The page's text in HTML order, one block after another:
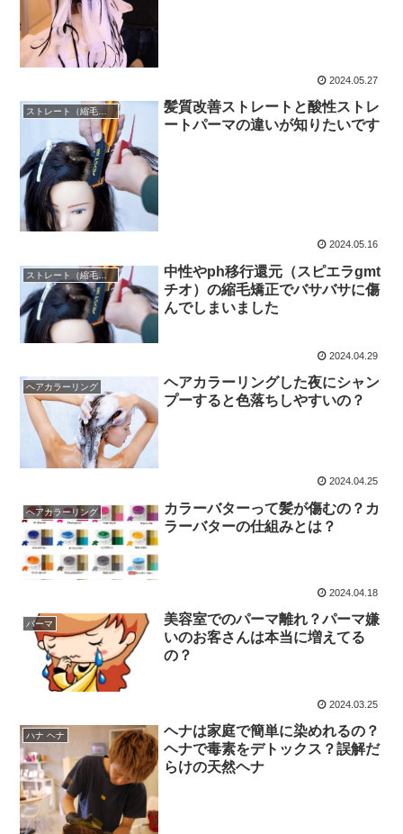
2024.05.27
ストレート（縮毛矯正）
髪質改善ストレートと酸性ストレ
ートパーマの違いが知りたいです
2024.05.16
ストレート（縮毛矯正）
中性やph移行還元（スピエラgmt
チオ）の縮毛矯正でバサバサに傷
んでしまいました
2024.04.29
ヘアカラーリング
ヘアカラーリングした夜にシャン
プーすると色落ちしやすいの？
2024.04.25
ヘアカラーリング
カラーバターって髪が傷むの？カ
ラーバターの仕組みとは？
2024.04.18
パーマ
美容室でのパーマ離れ？パーマ嫌
いのお客さんは本当に増えてる
の？
2024.03.25
ハナ ヘナ
ヘナは家庭で簡単に染めれるの？
ヘナで毒素をデトックス？誤解だ
らけの天然ヘナ